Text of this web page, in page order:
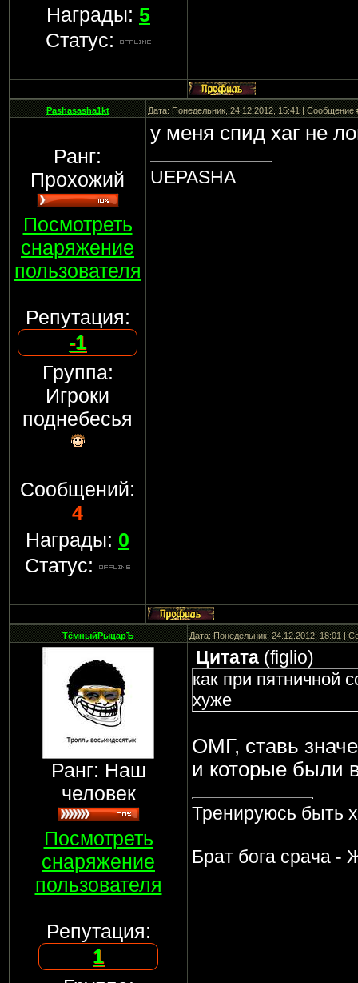
Награды: 5
Статус:
Pashasasha1kt Дата: Понедельник, 24.12.2012, 15:41 | Сообщение
Ранг:
Прохожий
Посмотреть
снаряжение
пользователя
Репутация:
-1
Группа:
Игроки
поднебесья
Сообщений:
4
Награды: 0
Статус:
у меня спид хаг не
UEPASHA
ТёмныйРыцарЪ Дата: Понедельник, 24.12.2012, 18:01 |
Ранг: Наш
человек
Посмотреть
снаряжение
пользователя
Репутация:
1
Цитата(figlio)
как при пятничной
хуже
ОМГ, ставь
и которые были
Тренируюсь быть
Брат бога срача -